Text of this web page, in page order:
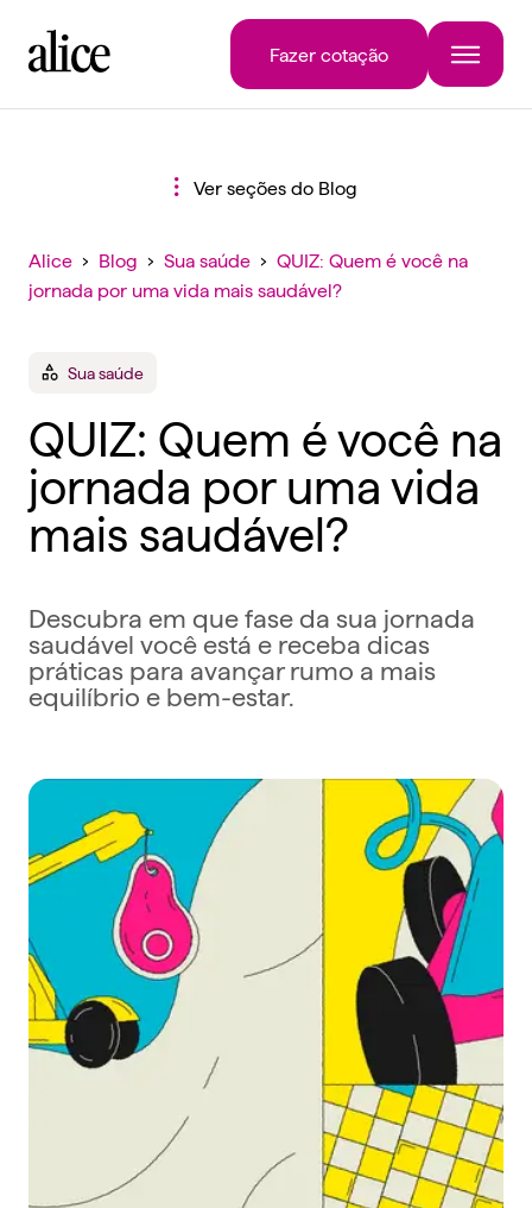
Fazer cotação
Ver seções do Blog
Alice › Blog › Sua saúde › QUIZ: Quem é você na
jornada por uma vida mais saudável?
Sua saúde
QUIZ: Quem é você na
jornada por uma vida
mais saudável?
Descubra em que fase da sua jornada
saudável você está e receba dicas
práticas para avançar rumo a mais
equilíbrio e bem-estar.